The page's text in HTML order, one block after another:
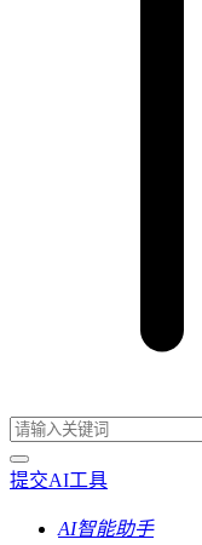
提交AI工具
AI智能助手